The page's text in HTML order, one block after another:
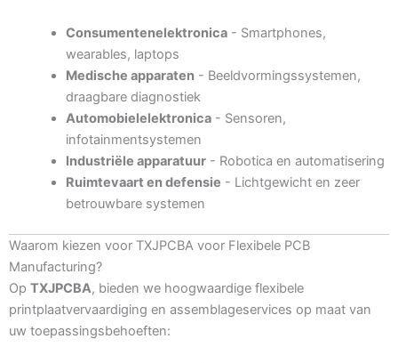
Consumentenelektronica- Smartphones,
wearables, laptops
Medische apparaten- Beeldvormingssystemen,
draagbare diagnostiek
Automobielelektronica- Sensoren,
infotainmentsystemen
Industriële apparatuur- Robotica en automatisering
Ruimtevaart en defensie - Lichtgewicht en zeer
betrouwbare systemen
Waarom kiezen voor TXJPCBA voor Flexibele PCB
Manufacturing?
Op TXJPCBA, bieden we hoogwaardige flexibele
printplaatvervaardiging en assemblageservices op maat van
uw toepassingsbehoeften: